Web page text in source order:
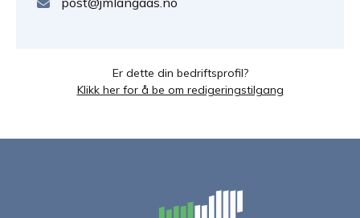
Er dette din bedriftsprofil?
Klikk her for å be om redigeringstilgang